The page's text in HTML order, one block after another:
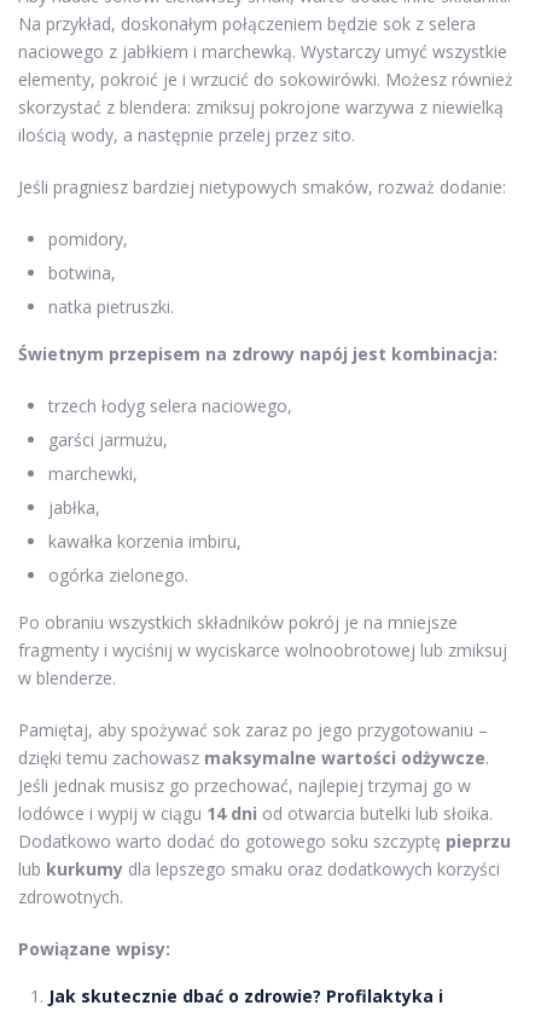
Na przykład, doskonałym połączeniem będzie sok z selera
naciowego z jabłkiem i marchewką. Wystarczy umyć wszystkie
elementy, pokroić je i wrzucić do sokowirówki. Możesz również
skorzystać z blendera: zmiksuj pokrojone warzywa z niewielką
ilością wody, a następnie przelej przez sito.
Jeśli pragniesz bardziej nietypowych smaków, rozważ dodanie:
pomidory,
botwina,
natka pietruszki.
Świetnym przepisem na zdrowy napój jest kombinacja:
trzech łodyg selera naciowego,
garści jarmużu,
marchewki,
jabłka,
kawałka korzenia imbiru,
ogórka zielonego.
Po obraniu wszystkich składników pokrój je na mniejsze
fragmenty i wyciśnij w wyciskarce wolnoobrotowej lub zmiksuj
w blenderze.
Pamiętaj, aby spożywać sok zaraz po jego przygotowaniu –
dzięki temu zachowasz maksymalne wartości odżywcze.
Jeśli jednak musisz go przechować, najlepiej trzymaj go w
lodówce i wypij w ciągu 14 dni od otwarcia butelki lub słoika.
Dodatkowo warto dodać do gotowego soku szczyptę pieprzu
lub kurkumy dla lepszego smaku oraz dodatkowych korzyści
zdrowotnych.
Powiązane wpisy:
Jak skutecznie dbać o zdrowie? Profilaktyka i